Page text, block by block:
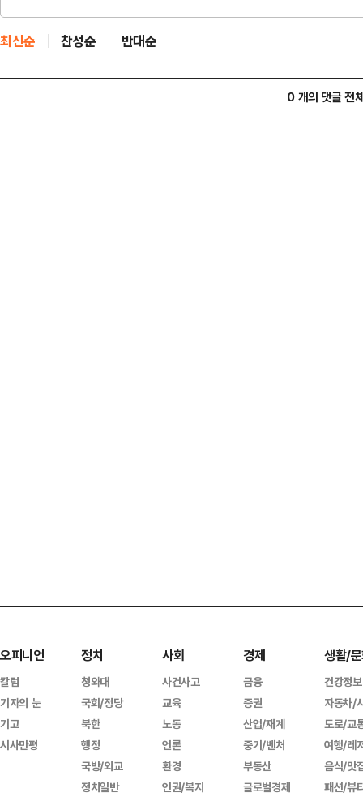
최신순 찬성순 반대순
0 개의 댓글 전
오피니언
칼럼
기자의 눈
기고
시사만평
정치
청와대
국회/정당
북한
행정
국방/외교
정치일반
사회
사건사고
교육
노동
언론
환경
인권/복지
경제
금융
증권
산업/재계
중기/벤처
부동산
글로벌경제
생활/
건강정보
자동차/
도로/교
여행/레
음식/맛
패션/뷰